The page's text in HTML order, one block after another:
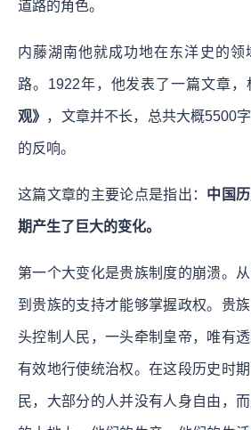
道路的角色。
内藤湖南他就成功地在东洋史的领
路。1922年，他发表了一篇文章，
观》 ，文章并不长，总共大概5500
的反响。
这篇文章的主要论点是指出： 中国
期产生了巨大的变化。
第一个大变化是贵族制度的崩溃。
到贵族的支持才能够掌握政权。贵
头控制人民，一头牵制皇帝，唯有
有效地行使统治权。在这段历史时
民，大部分的人并没有人身自由，